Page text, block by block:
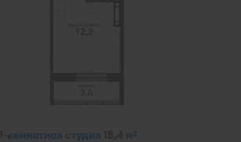
1-комнатная студия 18,4 м2